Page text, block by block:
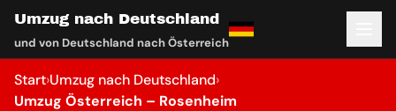
Umzug nach Deutschland
und von Deutschland nach Österreich
Start›Umzug nach Deutschland›
Umzug Österreich – Rosenheim